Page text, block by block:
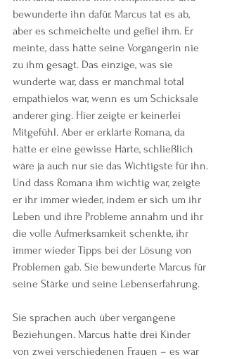
bewunderte ihn dafür. Marcus tat es ab,
aber es schmeichelte und gefiel ihm. Er
meinte, dass hätte seine Vorgängerin nie
zu ihm gesagt. Das einzige, was sie
wunderte war, dass er manchmal total
empathielos war, wenn es um Schicksale
anderer ging. Hier zeigte er keinerlei
Mitgefühl. Aber er erklärte Romana, da
hätte er eine gewisse Härte, schließlich
wäre ja auch nur sie das Wichtigste für ihn.
Und dass Romana ihm wichtig war, zeigte
er ihr immer wieder, indem er sich um ihr
Leben und ihre Probleme annahm und ihr
die volle Aufmerksamkeit schenkte, ihr
immer wieder Tipps bei der Lösung von
Problemen gab. Sie bewunderte Marcus für
seine Stärke und seine Lebenserfahrung.
Sie sprachen auch über vergangene
Beziehungen. Marcus hatte drei Kinder
von zwei verschiedenen Frauen – es war